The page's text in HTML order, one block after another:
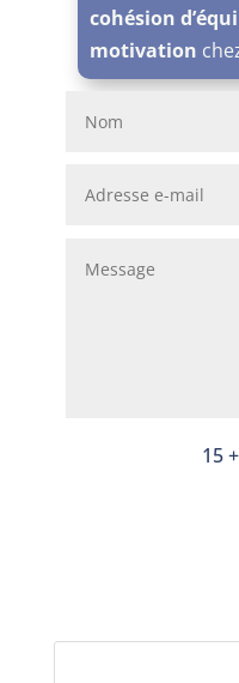
cohésion
motivation
15